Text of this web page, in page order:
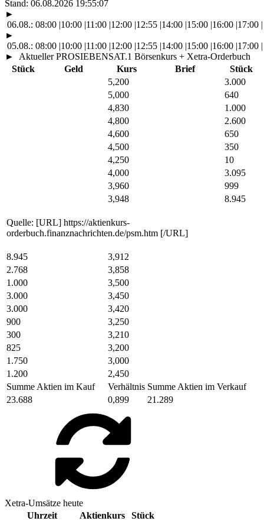
Stand: 06.08.2026 19:55:07
►
06.08.: 08:00 |10:00 |11:00 |12:00 |12:55 |14:00 |15:00 |16:00 |17:00 |
►
05.08.: 08:00 |10:00 |11:00 |12:00 |12:55 |14:00 |15:00 |16:00 |17:00 |
►
Aktueller PROSIEBENSAT.1 Börsenkurs + Xetra-Orderbuch
Stück
Geld Kurs Brief
Stück
5,200
3.000
5,000
640
4,830
1.000
4,800
2.600
4,600
650
4,500
350
4,250
10
4,000
3.095
3,960
999
3,948
8.945
Quelle: [URL] https://aktienkurs-
orderbuch.finanznachrichten.de/psm.htm [/URL]
8.945
3,912
2.768
3,858
1.000
3,500
3.000
3,450
3.000
3,420
900
3,250
300
3,210
825
3,200
1.750
3,000
1.200
2,450
Summe Aktien im Kauf
Verhältnis Summe Aktien im Verkauf
23.688
0,899 21.289
Xetra-Umsätze heute
Uhrzeit
Aktienkurs
Stück